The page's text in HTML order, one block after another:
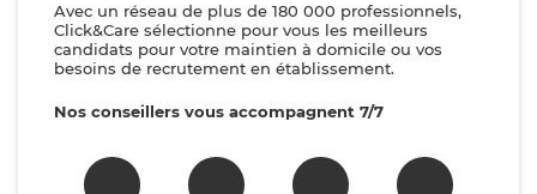
Avec un réseau de plus de 180 000 professionnels,
Click&Care sélectionne pour vous les meilleurs
candidats pour votre maintien à domicile ou vos
besoins de recrutement en établissement.
Nos conseillers vous accompagnent 7/7